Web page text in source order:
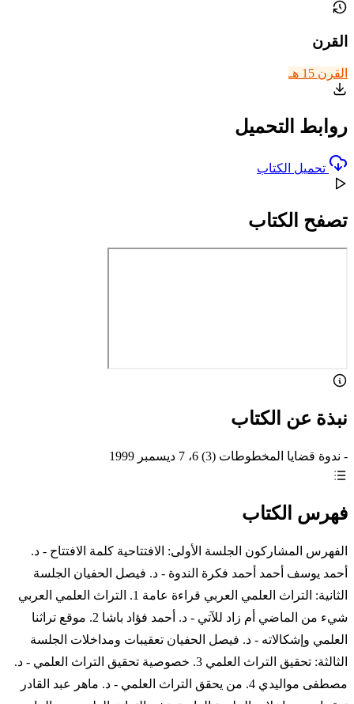
القرن
القرن 15 هـ
روابط التحميل
تحميل الكتاب
تصفح الكتاب
نبذة عن الكتاب
- ندوة قضايا المخطوطات (3) 6، 7 ديسمبر 1999
فهرس الكتاب
الفهرس المشاركون الجلسة الأولى: الافتتاحية كلمة الافتتاح - د.
أحمد يوسف أحمد أحمد فكرة الندوة - د. فيصل الحفيان الجلسة
الثانية: التراث العلمي العربي قراءة عامة 1. التراث العلمي العربي
شيء من الماضي أم زاد للآتي - د. أحمد فؤاد باشا 2. موقع تراثنا
العلمي وإشكالاته - د. فيصل الحفيان تعقيبات ومداخلات الجلسة
الثالثة: تحقيق التراث العلمي 3. خصوصية تحقيق التراث العلمي - د.
مصطفى مواليدي 4. من يحقق التراث العلمي - د. ماهر عبد القادر